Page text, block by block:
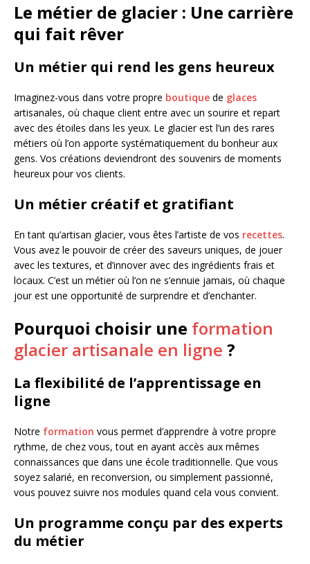
Le métier de glacier : Une carrière
qui fait rêver
Un métier qui rend les gens heureux
Imaginez-vous dans votre propre boutique de glaces
artisanales, où chaque client entre avec un sourire et repart
avec des étoiles dans les yeux. Le glacier est l’un des rares
métiers où l’on apporte systématiquement du bonheur aux
gens. Vos créations deviendront des souvenirs de moments
heureux pour vos clients.
Un métier créatif et gratifiant
En tant qu’artisan glacier, vous êtes l’artiste de vos recettes.
Vous avez le pouvoir de créer des saveurs uniques, de jouer
avec les textures, et d’innover avec des ingrédients frais et
locaux. C’est un métier où l’on ne s’ennuie jamais, où chaque
jour est une opportunité de surprendre et d’enchanter.
Pourquoi choisir une formation
glacier artisanale en ligne ?
La flexibilité de l’apprentissage en
ligne
Notre formation vous permet d’apprendre à votre propre
rythme, de chez vous, tout en ayant accès aux mêmes
connaissances que dans une école traditionnelle. Que vous
soyez salarié, en reconversion, ou simplement passionné,
vous pouvez suivre nos modules quand cela vous convient.
Un programme conçu par des experts
du métier